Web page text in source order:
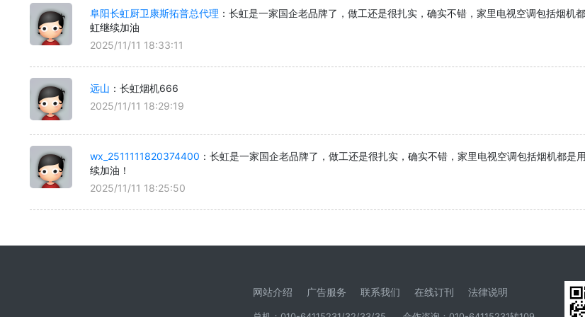
阜阳长虹厨卫康斯拓普总代理 ：长虹是一家国企老品牌了，做工还是很扎实，确实不错，家里电视空调包括烟机
虹继续加油
2025/11/11 18:33:11
远山 ：长虹烟机666
2025/11/11 18:29:19
wx_2511111820374400 ：长虹是一家国企老品牌了，做工还是很扎实，确实不错，家里电视空调包括烟机都是
续加油！
2025/11/11 18:25:50
网站介绍 广告服务 联系我们 在线订刊 法律说明